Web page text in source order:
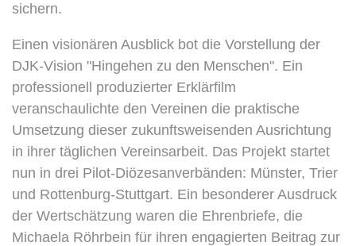
sichern.
Einen visionären Ausblick bot die Vorstellung der
DJK-Vision "Hingehen zu den Menschen". Ein
professionell produzierter Erklärfilm
veranschaulichte den Vereinen die praktische
Umsetzung dieser zukunftsweisenden Ausrichtung
in ihrer täglichen Vereinsarbeit. Das Projekt startet
nun in drei Pilot-Diözesanverbänden: Münster, Trier
und Rottenburg-Stuttgart. Ein besonderer Ausdruck
der Wertschätzung waren die Ehrenbriefe, die
Michaela Röhrbein für ihren engagierten Beitrag zur